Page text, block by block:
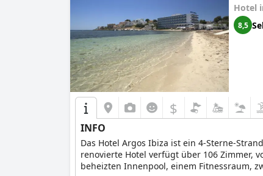
Hotel
8,5
$
INFO
Das Hotel Argos Ibiza ist ein 4-Sterne-
renovierte Hotel verfügt über 106 Zimmer,
beheizten Innenpool, einem Fitnessraum,